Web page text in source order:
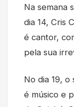
Na semana
dia 14, Cris
é cantor,
pela sua
No dia 19,
é músico e